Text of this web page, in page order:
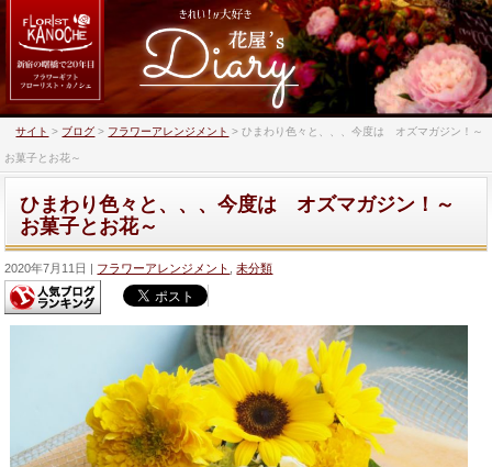
サイト > ブログ > フラワーアレンジメント >ひまわり色々と、、、今度は オズマガジン！～
お菓子とお花～
ひまわり色々と、、、今度は オズマガジン！～
お菓子とお花～
2020年7月11日 フラワーアレンジメント ,未分類